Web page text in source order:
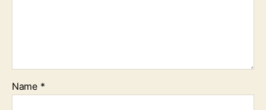
Name *